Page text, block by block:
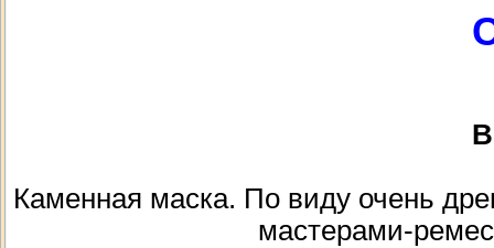
Каменная маска. По виду очень
мастерами-